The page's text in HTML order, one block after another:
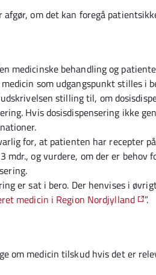
om det kan foregå
medicinske behandling og
som udgangspunkt stilles i
stilling til, om
Hvis dosisdispensering ikke
for, at patienten har recepter
og vurdere, om der er behov
er sat i bero. Der henvises i
medicin i Region Nordjylland ”.
om medicin tilskud hvis det er